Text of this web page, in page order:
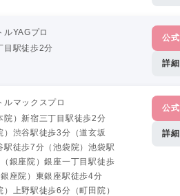
ルYAGプロ
目駅徒歩2分
公式
詳細
ルマックスプロ
院）新宿三丁目駅徒歩2分
）渋谷駅徒歩3分（道玄坂
駅徒歩7分（池袋院）池袋駅
銀座院）銀座一丁目駅徒歩
座院）東銀座駅徒歩4分
）上野駅徒歩6分（町田院）
公式
詳細